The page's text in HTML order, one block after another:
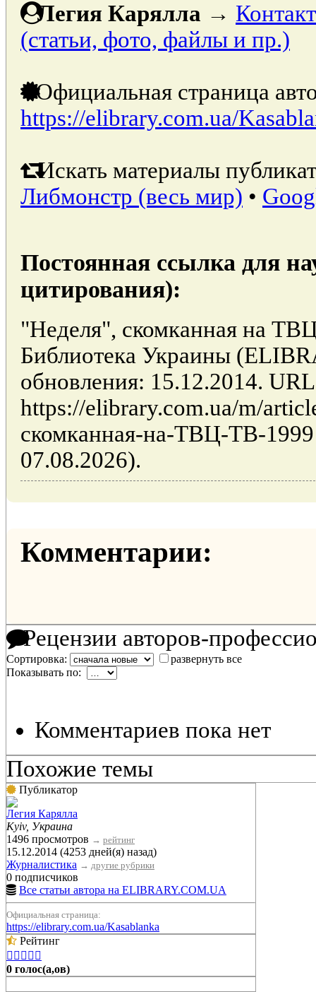
Легия Карялла →
(статьи, фото, файлы и пр.)
Официальная страница
https://elibrary.com.ua/
Искать материалы
Либмонстр (весь мир) •
Постоянная ссылка для
цитирования):
"Неделя", скомканная на
Библиотека Украины
обновления: 15.12.2014.
https://elibrary.com.ua/m/
скомканная-на-ТВЦ-ТВ-
07.08.2026).
Комментарии:
Рецензии авторов-
Сортировка:
развернуть все
Показывать по:
Комментариев пока нет
Похожие темы
Публикатор
Легия Карялла
Kyiv, Украина
1496 просмотров → рейтинг
15.12.2014 (4253 дней(я) назад)
Журналистика → другие рубрики
0 подписчиков
Все статьи автора на ELIBRARY.COM.UA
Официальная страница:
https://elibrary.com.ua/Kasablanka
Рейтинг
    
0 голос(а,ов)